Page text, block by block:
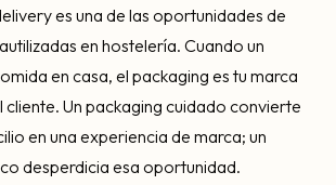
es una de las oportunidades de
en hostelería. Cuando un
en casa, el packaging es tu marca
cliente. Un packaging cuidado convierte
en una experiencia de marca; un
desperdicia esa oportunidad.